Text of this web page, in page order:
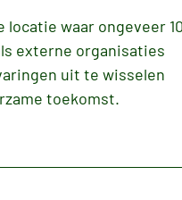
locatie waar ongeveer
externe organisaties
uit te wisselen
toekomst.